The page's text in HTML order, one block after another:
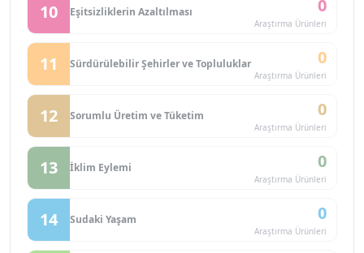
10 Eşitsizliklerin Azaltılması 0
Araştırma Ürünleri
11 Sürdürülebilir Şehirler ve Topluluklar 0
Araştırma Ürünleri
12 Sorumlu Üretim ve Tüketim 0
Araştırma Ürünleri
13 İklim Eylemi 0
Araştırma Ürünleri
14 Sudaki Yaşam 0
Araştırma Ürünleri